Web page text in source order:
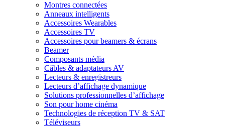
Montres connectées
Anneaux intelligents
Accessoires Wearables
Accessoires TV
Accessoires pour beamers & écrans
Beamer
Composants média
Câbles & adaptateurs AV
Lecteurs & enregistreurs
Lecteurs d’affichage dynamique
Solutions professionnelles d’affichage
Son pour home cinéma
Technologies de réception TV & SAT
Téléviseurs